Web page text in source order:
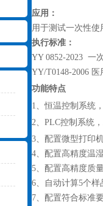
应用：
用于测试一次性使
执行标准：
YY 0852-2023 一
YY/T0148-2006
功能特点
1、恒温控制系统
2、 PLC控制系统，
3、配置微型打印
4、配置高精度温
5、配置高精度质
6、自动计算5个样
7、配置符合标准